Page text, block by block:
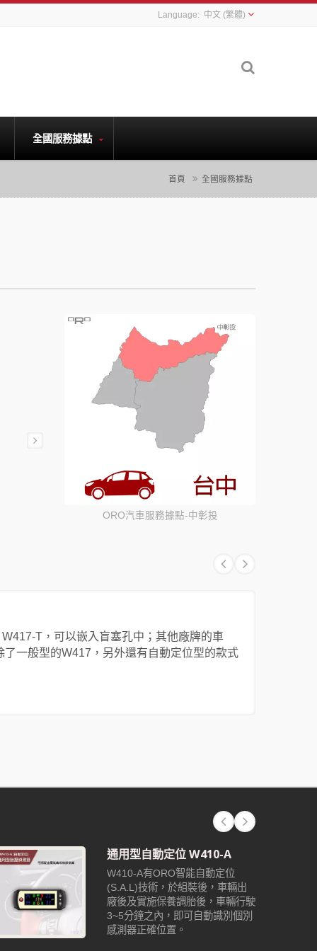
中文 (繁體)
全國服務據點
首頁 全國服務據點
ORO汽車服務據點-中彰投
T，可以嵌入盲塞孔中；其他廠牌的車
一般型的W417，另外還有自動定位型的款式
通用型自動定位 W410-A
W410-A有ORO智能自動定位
(S.A.L)技術，於組裝後，車輛出
廠後及實施保養調胎後，車輛行駛
3~5分鐘之內，即可自動識別個別
感測器正確位置。